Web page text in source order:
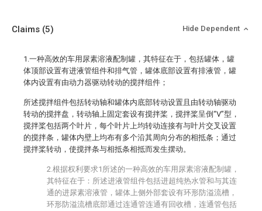
Claims (5) Hide Dependent
1.一种高效的车用尿素溶液配制罐，其特征在于，包括罐体，罐
体顶部设置有进液管组件和排气管，罐体底部设置有排液管，罐
体内设置有由动力器驱动转动的搅拌组件；
所述搅拌组件包括转动轴和罐体内底部转动设置且由转动轴驱动
转动的搅拌盘，转动轴上固定套设有搅拌桨，搅拌桨呈倒“V”型，
搅拌桨包括两个叶片，每个叶片上均转动连接有与叶片交叉设置
的搅拌条，罐体内壁上均布有多个沿其周向分布的相抵条；通过
搅拌桨转动，使搅拌条与相抵条相抵而发生摆动。
2.根据权利要求1所述的一种高效的车用尿素溶液配制罐，
其特征在于：所述进液管组件包括进超纯热水管和与其连
通的进尿素溶液管，罐体上侧外部套设有环形防溢流槽，
环形防溢流槽底部通过连通管连通有回收槽，连通管包括